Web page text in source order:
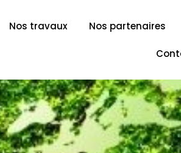
Nos travaux Nos partenaires